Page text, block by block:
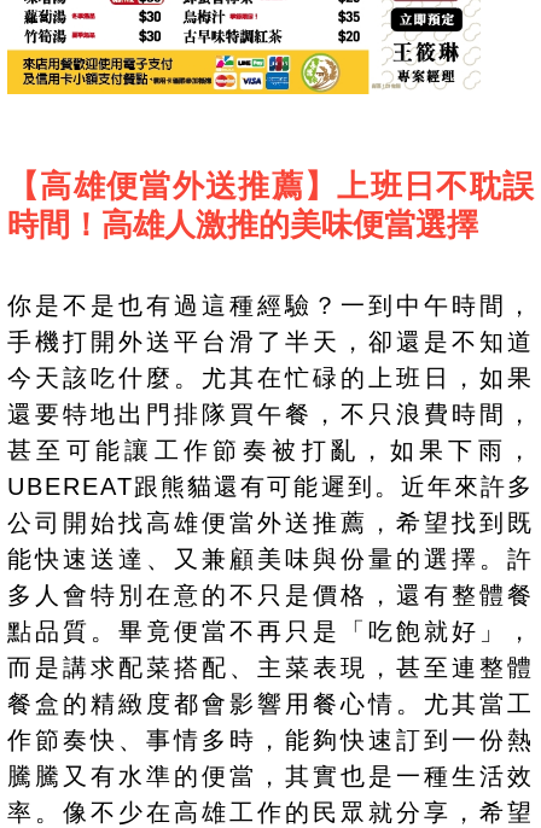
【高雄便當外送推薦】上班日不耽誤
時間！高雄人激推的美味便當選擇
你是不是也有過這種經驗？一到中午時間，
手機打開外送平台滑了半天，卻還是不知道
今天該吃什麼。尤其在忙碌的上班日，如果
還要特地出門排隊買午餐，不只浪費時間，
甚至可能讓工作節奏被打亂，如果下雨，
UBEREAT跟熊貓還有可能遲到。近年來許多
公司開始找高雄便當外送推薦，希望找到既
能快速送達、又兼顧美味與份量的選擇。許
多人會特別在意的不只是價格，還有整體餐
點品質。畢竟便當不再只是「吃飽就好」，
而是講求配菜搭配、主菜表現，甚至連整體
餐盒的精緻度都會影響用餐心情。尤其當工
作節奏快、事情多時，能夠快速訂到一份熱
騰騰又有水準的便當，其實也是一種生活效
率。像不少在高雄工作的民眾就分享，希望